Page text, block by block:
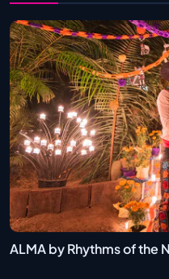
ALMA by Rhythms of the